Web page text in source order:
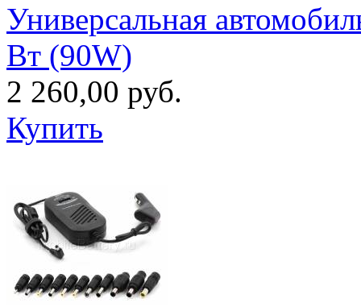
Универсальная
Вт (90W)
2 260,00 руб.
Купить